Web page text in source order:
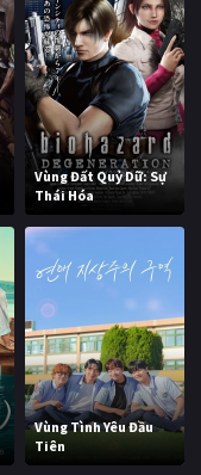
Vùng Đất Quỷ Dữ: Sự
Thái Hóa
Vùng Tình Yêu Đầu
Tiên